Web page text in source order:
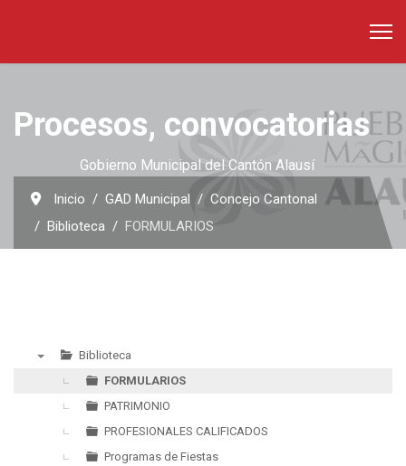
Procesos, convocatorias
Gobierno Municipal del Cantón Alausí
Inicio GAD Municipal
Concejo Cantonal
Biblioteca
FORMULARIOS
Biblioteca
FORMULARIOS
PATRIMONIO
PROFESIONALES CALIFICADOS
Programas de Fiestas